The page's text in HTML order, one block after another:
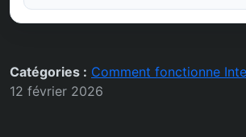
Catégories : Comment fonctionne
12 février 2026